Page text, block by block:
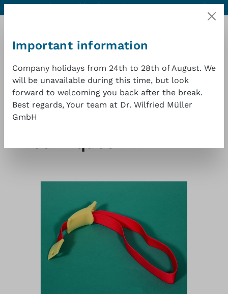
Aiuto e contatti Qualità eccellente a un buon prezzo
1 anno di
Shop
Tourniquet PW
Important information
Company holidays from 24th to 28th of August. We
will be unavailable during this time, but look
forward to welcoming you back after the break.
Best regards, Your team at Dr. Wilfried Müller
GmbH